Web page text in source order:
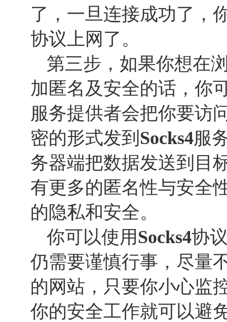
了，一旦连接成功了，
协议上网了。
第三步，如果你想在
加匿名及安全的话，你
服务提供者会把你要访
密的形式发到 Socks4服
务器端把数据发送到目
有更多的匿名性与安全
的隐私和安全。
你可以使用 Socks4协
仍需要谨慎行事，尽量
的网站，只要你小心监
你的安全工作就可以避